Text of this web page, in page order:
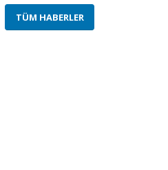
TÜM HABERLER